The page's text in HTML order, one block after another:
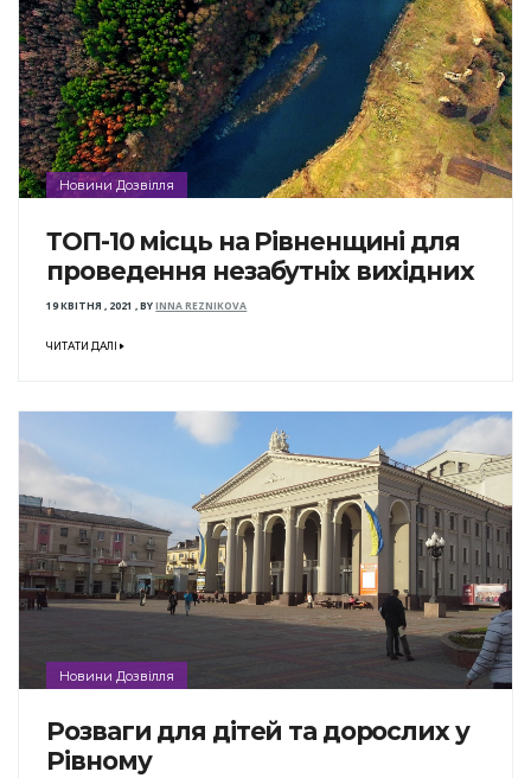
Новини Дозвілля
ТОП-10 місць на Рівненщині для
проведення незабутніх вихідних
19 КВІТНЯ , 2021 ,BYINNA REZNIKOVA
ЧИТАТИ ДАЛІ
Новини Дозвілля
Розваги для дітей та дорослих у
Рівному